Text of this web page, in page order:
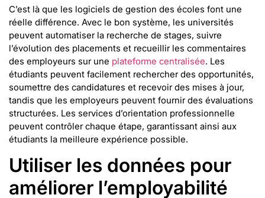
C’est là que les logiciels de gestion des écoles font une
réelle différence. Avec le bon système, les universités
peuvent automatiser la recherche de stages, suivre
l’évolution des placements et recueillir les commentaires
des employeurs sur une plateforme centralisée. Les
étudiants peuvent facilement rechercher des opportunités,
soumettre des candidatures et recevoir des mises à jour,
tandis que les employeurs peuvent fournir des évaluations
structurées. Les services d’orientation professionnelle
peuvent contrôler chaque étape, garantissant ainsi aux
étudiants la meilleure expérience possible.
Utiliser les données pour
améliorer l’employabilité